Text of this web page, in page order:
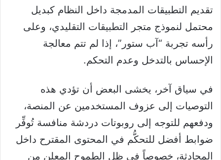
تقديم التطبيقات المدمجة داخل النظام كبديل
محتمل لنموذج متجر التطبيقات التقليدي، وعلى
رأسه تجربة “آب ستور”، إذا لم تتم معالجة
الإحساس بالتدخل وعدم التحكم.
في سياق آخر، يخشى البعض أن تؤدي هذه
التوصيات إلى عزوف المستخدمين عن المنصة،
ودفعهم للتوجه إلى روبوتات دردشة منافسة تُوفِّر
ضوابط أفضل للتحكُّم في المحتوى المقترح داخل
المحادثة، خصوصاً في ظل الطموح المعلن من